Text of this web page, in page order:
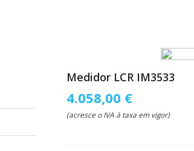
Medidor LCR IM3533
4.058,00 €
(acresce o IVA à taxa em vigor)